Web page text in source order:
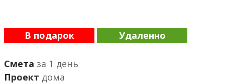
В подарок Удаленно
Смета за 1 день
Проект дома